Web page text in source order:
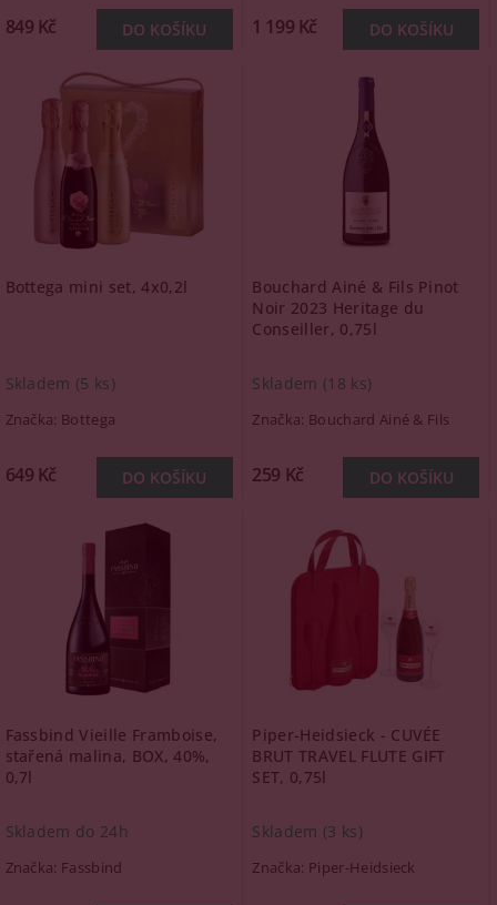
849 Kč 1 199 Kč
Bottega mini set, 4x0,2l
Skladem (5 ks)
Značka: Bottega
649 Kč
Bouchard Ainé & Fils Pinot
Noir 2023 Heritage du
Conseiller, 0,75l
Skladem (18 ks)
Značka: Bouchard Ainé & Fils
259 Kč
Fassbind Vieille Framboise,
stařená malina, BOX, 40%,
0,7l
Skladem do 24h
Značka: Fassbind
Piper-Heidsieck - CUVÉE
BRUT TRAVEL FLUTE GIFT
SET, 0,75l
Skladem (3 ks)
Značka: Piper-Heidsieck